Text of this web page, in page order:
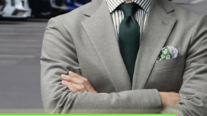
定を提案。
秒で入力完了！
カンタンWeb査定
たお車を丁寧に査定いたします